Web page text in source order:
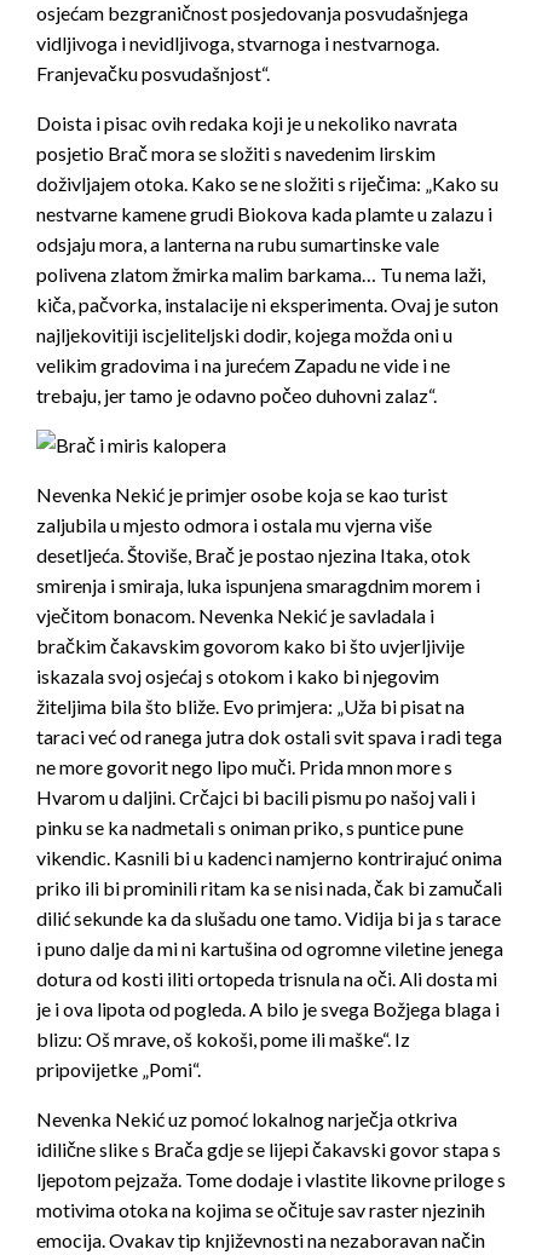
osjećam bezgraničnost posjedovanja posvudašnjega
vidljivoga i nevidljivoga, stvarnoga i nestvarnoga.
Franjevačku posvudašnjost“.
Doista i pisac ovih redaka koji je u nekoliko navrata
posjetio Brač mora se složiti s navedenim lirskim
doživljajem otoka. Kako se ne složiti s riječima: „Kako su
nestvarne kamene grudi Biokova kada plamte u zalazu i
odsjaju mora, a lanterna na rubu sumartinske vale
polivena zlatom žmirka malim barkama… Tu nema laži,
kiča, pačvorka, instalacije ni eksperimenta. Ovaj je suton
najljekovitiji iscjeliteljski dodir, kojega možda oni u
velikim gradovima i na jurećem Zapadu ne vide i ne
trebaju, jer tamo je odavno počeo duhovni zalaz“.
Nevenka Nekić je primjer osobe koja se kao turist
zaljubila u mjesto odmora i ostala mu vjerna više
desetljeća. Štoviše, Brač je postao njezina Itaka, otok
smirenja i smiraja, luka ispunjena smaragdnim morem i
vječitom bonacom. Nevenka Nekić je savladala i
bračkim čakavskim govorom kako bi što uvjerljivije
iskazala svoj osjećaj s otokom i kako bi njegovim
žiteljima bila što bliže. Evo primjera: „Uža bi pisat na
taraci već od ranega jutra dok ostali svit spava i radi tega
ne more govorit nego lipo muči. Prida mnon more s
Hvarom u daljini. Crčajci bi bacili pismu po našoj vali i
pinku se ka nadmetali s oniman priko, s puntice pune
vikendic. Kasnili bi u kadenci namjerno kontrirajuć onima
priko ili bi prominili ritam ka se nisi nada, čak bi zamučali
dilić sekunde ka da slušadu one tamo. Vidija bi ja s tarace
i puno dalje da mi ni kartušina od ogromne viletine jenega
dotura od kosti iliti ortopeda trisnula na oči. Ali dosta mi
je i ova lipota od pogleda. A bilo je svega Božjega blaga i
blizu: Oš mrave, oš kokoši, pome ili maške“. Iz
pripovijetke „Pomi“.
Nevenka Nekić uz pomoć lokalnog narječja otkriva
idilične slike s Brača gdje se lijepi čakavski govor stapa s
ljepotom pejzaža. Tome dodaje i vlastite likovne priloge s
motivima otoka na kojima se očituje sav raster njezinih
emocija. Ovakav tip književnosti na nezaboravan način